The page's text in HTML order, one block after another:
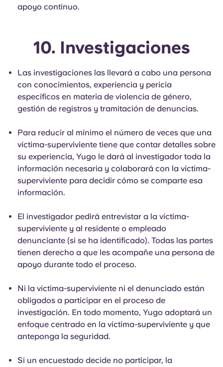
apoyo continuo.
10. Investigaciones
Las investigaciones las llevará a cabo una persona
con conocimientos, experiencia y pericia
específicos en materia de violencia de género,
gestión de registros y tramitación de denuncias.
Para reducir al mínimo el número de veces que una
víctima-superviviente tiene que contar detalles sobre
su experiencia, Yugo le dará al investigador toda la
información necesaria y colaborará con la víctima-
superviviente para decidir cómo se comparte esa
información.
El investigador pedirá entrevistar a la víctima-
superviviente y al residente o empleado
denunciante (si se ha identificado). Todas las partes
tienen derecho a que les acompañe una persona de
apoyo durante todo el proceso.
Ni la víctima-superviviente ni el denunciado están
obligados a participar en el proceso de
investigación. En todo momento, Yugo adoptará un
enfoque centrado en la víctima-superviviente y que
anteponga la seguridad.
Si un encuestado decide no participar, la